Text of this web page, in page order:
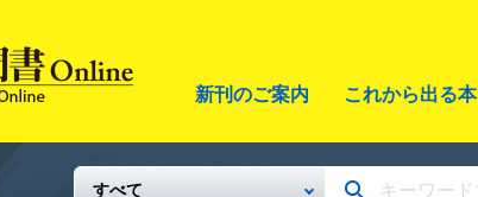
新刊のご案内 これから出る本